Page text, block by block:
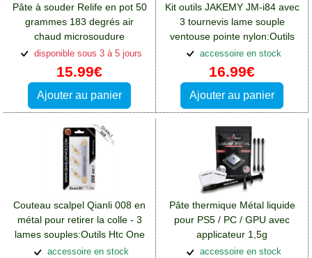
Pâte à souder Relife en pot 50
grammes 183 degrés air
chaud microsoudure
CMS:Outils Htc One A9
disponible sous 3 à 5 jours
15.99€
Ajouter au panier
Kit outils JAKEMY JM-i84 avec
3 tournevis lame souple
ventouse pointe nylon:Outils
Htc One A9
accessoire en stock
16.99€
Ajouter au panier
Couteau scalpel Qianli 008 en
métal pour retirer la colle - 3
lames souples:Outils Htc One
A9
accessoire en stock
Pâte thermique Métal liquide
pour PS5 / PC / GPU avec
applicateur 1,5g
PolarTronix:Outils Htc One A9
accessoire en stock